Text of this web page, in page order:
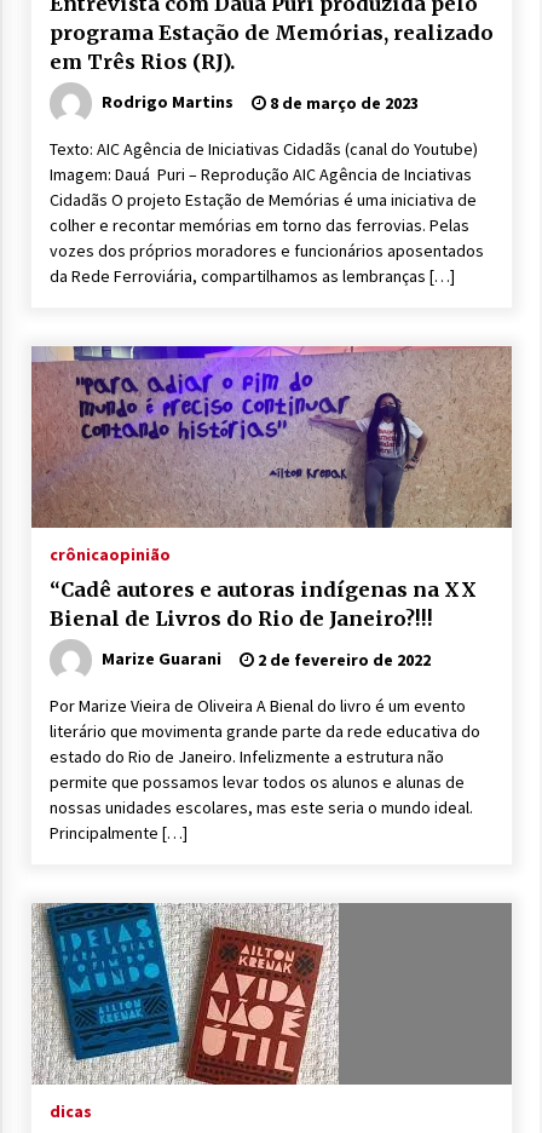
programa Estação de Memórias, realizado
em Três Rios (RJ).
Rodrigo Martins 8 de março de 2023
Texto: AIC Agência de Iniciativas Cidadãs (canal do Youtube)
Imagem: Dauá Puri – Reprodução AIC Agência de Inciativas
Cidadãs O projeto Estação de Memórias é uma iniciativa de
colher e recontar memórias em torno das ferrovias. Pelas
vozes dos próprios moradores e funcionários aposentados
da Rede Ferroviária, compartilhamos as lembranças […]
crônicaopinião
“Cadê autores e autoras indígenas na XX
Bienal de Livros do Rio de Janeiro?!!!
Marize Guarani 2 de fevereiro de 2022
Por Marize Vieira de Oliveira A Bienal do livro é um evento
literário que movimenta grande parte da rede educativa do
estado do Rio de Janeiro. Infelizmente a estrutura não
permite que possamos levar todos os alunos e alunas de
nossas unidades escolares, mas este seria o mundo ideal.
Principalmente […]
dicas